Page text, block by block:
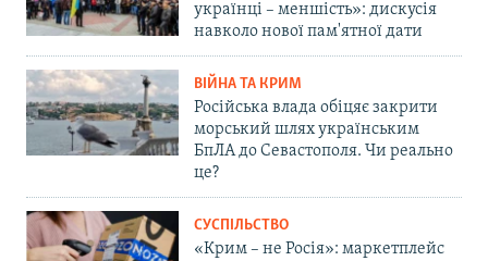
українці – меншість»: дискусія
навколо нової пам'ятної дати
ВІЙНА ТА КРИМ
Російська влада обіцяє закрити
морський шлях українським
БпЛА до Севастополя. Чи реально
це?
СУСПІЛЬСТВО
«Крим – не Росія»: маркетплейс